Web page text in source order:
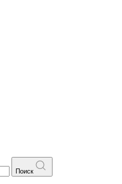
Поиск